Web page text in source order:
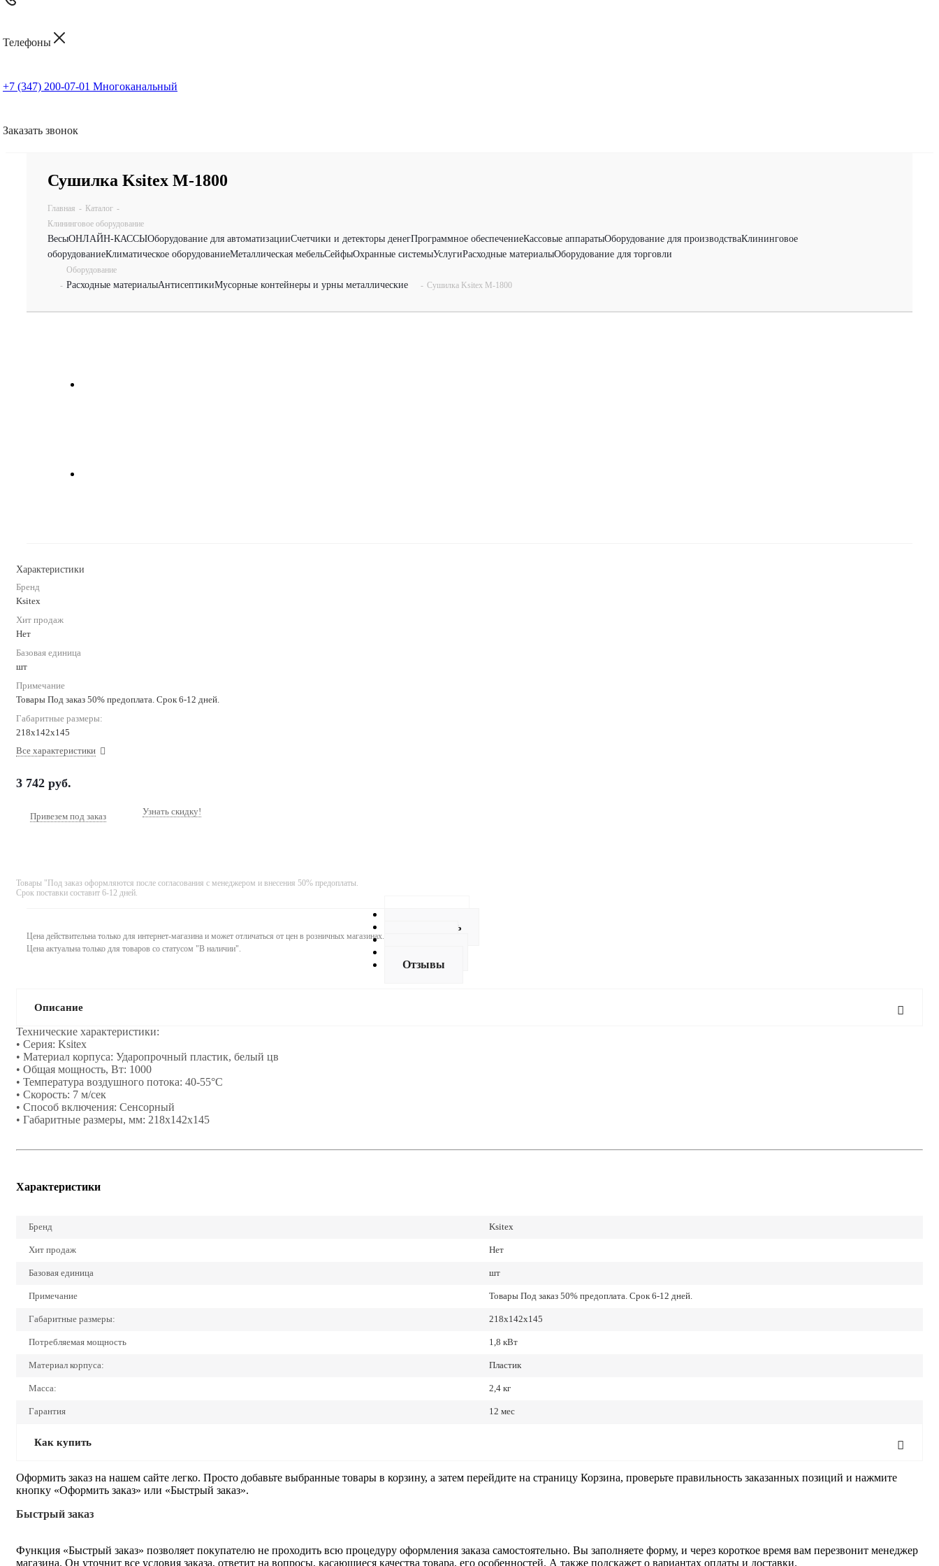
Телефоны
+7 (347) 200-07-01 Многоканальный
Заказать звонок
Сушилка Ksitex М-1800
Главная - Каталог -
Клининговое оборудование
ВесыОНЛАЙН-КАССЫОборудование для автоматизацииСчетчики и детекторы денегПрограммное обеспечениеКассовые аппаратыОборудование для производстваКлининговое
оборудованиеКлиматическое оборудованиеМеталлическая мебельСейфыОхранные системыУслугиРасходные материалыОборудование для торговли
-
Оборудование
Расходные материалыАнтисептикиМусорные контейнеры и урны металлические - Сушилка Ksitex М-1800
Характеристики
Бренд
Ksitex
Хит продаж
Нет
Базовая единица
шт
Примечание
Товары Под заказ 50% предоплата. Срок 6-12 дней.
Габаритные размеры:
218х142х145
Все характеристики
3 742 руб.
Привезем под заказ Узнать скидку!
Товары "Под заказ оформляются после согласования с менеджером и внесения 50% предоплаты.
Срок поставки составит 6-12 дней.
Цена действительна только для интернет-магазина и может отличаться от цен в розничных магазинах.
Цена актуальна только для товаров со статусом "В наличии".
Как купить
Отзывы
Описание
Технические характеристики:
• Серия: Ksitex
• Материал корпуса: Ударопрочный пластик, белый цв
• Общая мощность, Вт: 1000
• Температура воздушного потока: 40-55°С
• Скорость: 7 м/сек
• Способ включения: Сенсорный
• Габаритные размеры, мм: 218х142х145
Характеристики
Бренд Ksitex
Хит продаж Нет
Базовая единица шт
Примечание Товары Под заказ 50% предоплата. Срок 6-12 дней.
Габаритные размеры: 218х142х145
Потребляемая мощность 1,8 кВт
Материал корпуса: Пластик
Масса: 2,4 кг
Гарантия 12 мес
Как купить
Оформить заказ на нашем сайте легко. Просто добавьте выбранные товары в корзину, а затем перейдите на страницу Корзина, проверьте правильность заказанных позиций и нажмите
кнопку «Оформить заказ» или «Быстрый заказ».
Быстрый заказ
Функция «Быстрый заказ» позволяет покупателю не проходить всю процедуру оформления заказа самостоятельно. Вы заполняете форму, и через короткое время вам перезвонит менеджер
магазина. Он уточнит все условия заказа, ответит на вопросы, касающиеся качества товара, его особенностей. А также подскажет о вариантах оплаты и доставки.